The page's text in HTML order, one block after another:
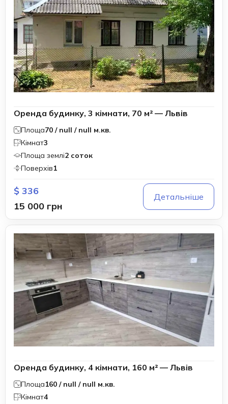
Оренда будинку, 3 кімнати, 70 м² — Львів
Площа70 / null / null м.кв.
Кімнат3
Площа землі2 соток
Поверхів1
$ 336
15 000 грн
Детальніше
Оренда будинку, 4 кімнати, 160 м² — Львів
Площа160 / null / null м.кв.
Кімнат4